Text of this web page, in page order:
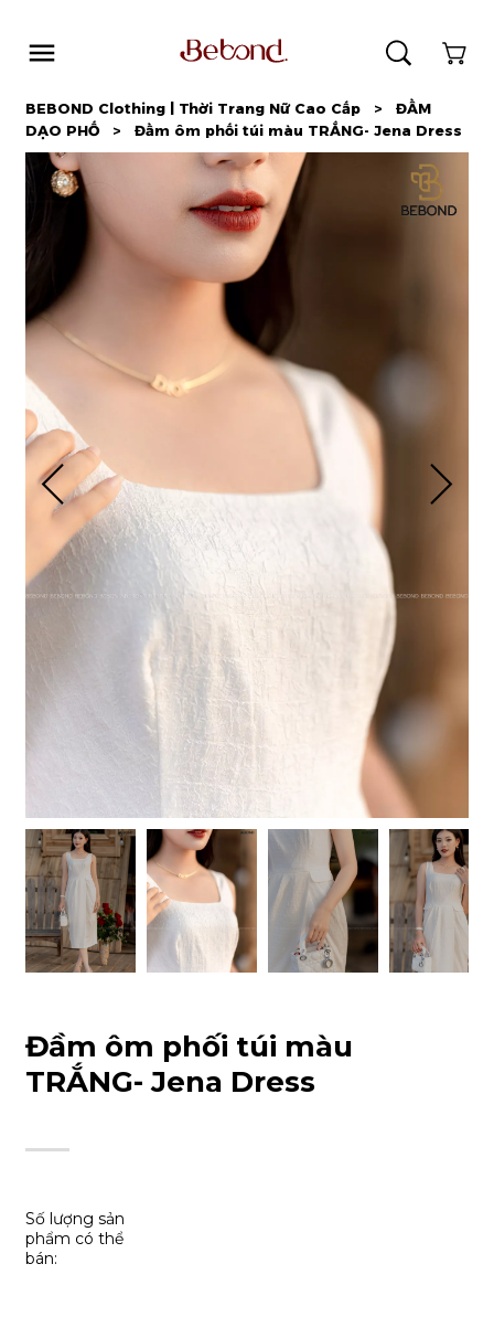
BEBOND Clothing | Thời Trang Nữ Cao Cấp >
ĐẦM
DẠO PHỐ
> Đầm ôm phối túi màu TRẮNG- Jena Dress
Đầm ôm phối túi màu
TRẮNG- Jena Dress
Số lượng sản
phẩm có thể
bán: